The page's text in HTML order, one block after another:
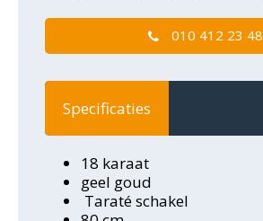
010 412 23 48
Specificaties
18 karaat
geel goud
Taraté schakel